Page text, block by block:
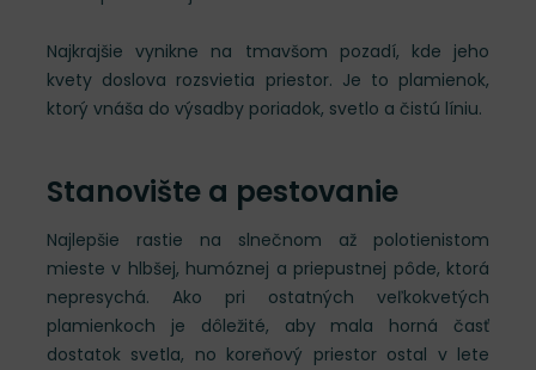
Najkrajšie vynikne na tmavšom pozadí, kde jeho
kvety doslova rozsvietia priestor. Je to plamienok,
ktorý vnáša do výsadby poriadok, svetlo a čistú líniu.
Stanovište a pestovanie
Najlepšie rastie na slnečnom až polotienistom
mieste v hlbšej, humóznej a priepustnej pôde, ktorá
nepresychá. Ako pri ostatných veľkokvetých
plamienkoch je dôležité, aby mala horná časť
dostatok svetla, no koreňový priestor ostal v lete